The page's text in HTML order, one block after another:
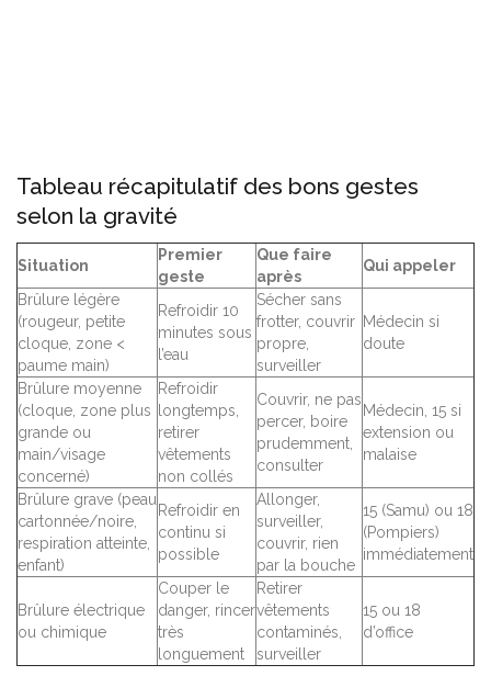
Tableau récapitulatif des bons gestes
selon la gravité
Situation
Premier
geste
Que faire
après
Qui appeler
Brûlure légère
(rougeur, petite
cloque, zone <
paume main)
Refroidir 10
minutes sous
l’eau
Sécher sans
frotter, couvrir
propre,
surveiller
Médecin si
doute
Brûlure moyenne
(cloque, zone plus
grande ou
main/visage
concerné)
Refroidir
longtemps,
retirer
vêtements
non collés
Couvrir, ne pas
percer, boire
prudemment,
consulter
Médecin, 15 si
extension ou
malaise
Brûlure grave (peau
cartonnée/noire,
respiration atteinte,
enfant)
Refroidir en
continu si
possible
Allonger,
surveiller,
couvrir, rien
par la bouche
15 (Samu) ou 18
(Pompiers)
immédiatement
Brûlure électrique
ou chimique
Couper le
danger, rincer
très
longuement
Retirer
vêtements
contaminés,
surveiller
15 ou 18
d’office